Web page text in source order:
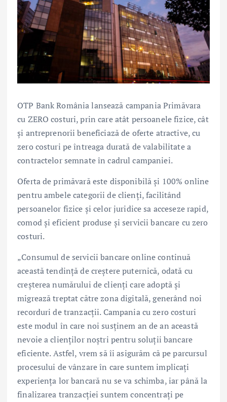
OTP Bank România lansează campania Primăvara
cu ZERO costuri, prin care atât persoanele fizice, cât
și antreprenorii beneficiază de oferte atractive, cu
zero costuri pe întreaga durată de valabilitate a
contractelor semnate în cadrul campaniei.
Oferta de primăvară este disponibilă și 100% online
pentru ambele categorii de clienți, facilitând
persoanelor fizice și celor juridice sa acceseze rapid,
comod și eficient produse și servicii bancare cu zero
costuri.
„Consumul de servicii bancare online continuă
această tendință de creștere puternică, odată cu
creșterea numărului de clienți care adoptă și
migrează treptat către zona digitală, generând noi
recorduri de tranzacții. Campania cu zero costuri
este modul în care noi susținem an de an această
nevoie a clienților noștri pentru soluții bancare
eficiente. Astfel, vrem să îi asigurăm că pe parcursul
procesului de vânzare în care suntem implicați
experiența lor bancară nu se va schimba, iar până la
finalizarea tranzacției suntem concentrați pe